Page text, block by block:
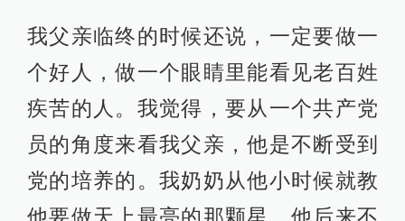
我父亲临终的时候还说，一定要做一
个好人，做一个眼睛里能看见老百姓
疾苦的人。我觉得，要从一个共产党
员的角度来看我父亲，他是不断受到
党的培养的。我奶奶从他小时候就教